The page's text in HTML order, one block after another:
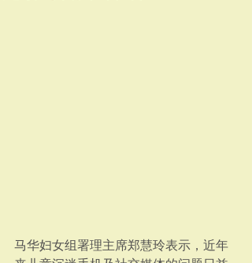
马华妇女组署理主席郑慧玲表示，近年